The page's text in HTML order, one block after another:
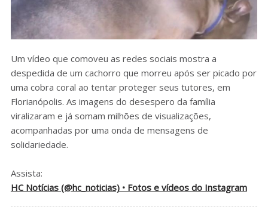
Um vídeo que comoveu as redes sociais mostra a
despedida de um cachorro que morreu após ser picado por
uma cobra coral ao tentar proteger seus tutores, em
Florianópolis. As imagens do desespero da família
viralizaram e já somam milhões de visualizações,
acompanhadas por uma onda de mensagens de
solidariedade.
Assista:
HC Notícias (@hc_noticias) • Fotos e vídeos do Instagram